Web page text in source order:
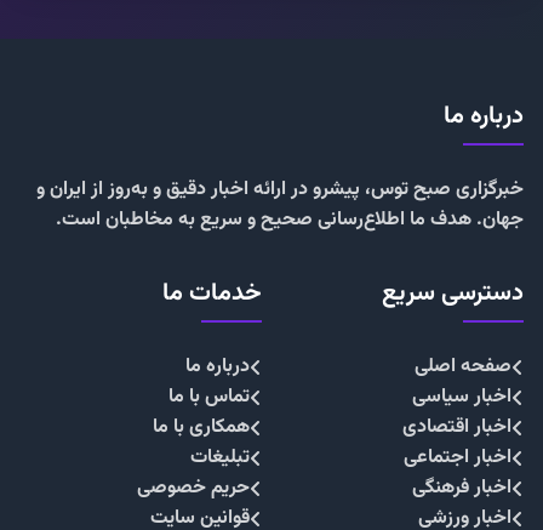
درباره ما
خبرگزاری صبح توس، پیشرو در ارائه اخبار دقیق و به‌روز از ایران و
جهان. هدف ما اطلاع‌رسانی صحیح و سریع به مخاطبان است.
دسترسی سریع
صفحه اصلی
اخبار سیاسی
اخبار اقتصادی
اخبار اجتماعی
اخبار فرهنگی
اخبار ورزشی
خدمات ما
درباره ما
تماس با ما
همکاری با ما
تبلیغات
حریم خصوصی
قوانین سایت